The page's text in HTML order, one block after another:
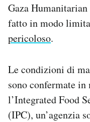
Gaza
fatto in modo
pericoloso.
Le condizioni di
sono confermate
l’Integrated Food
(IPC), un’agenzia